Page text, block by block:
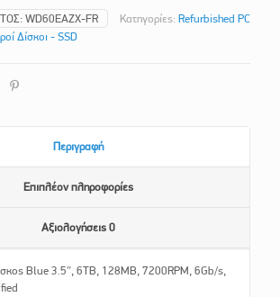
WD60EAZX-FR Κατηγορίες: Refurbished PC
Δίσκοι - SSD
Περιγραφή
Επιπλέον πληροφορίες
Αξιολογήσεις 0
Blue 3.5″, 6TB, 128MB, 7200RPM, 6Gb/s,